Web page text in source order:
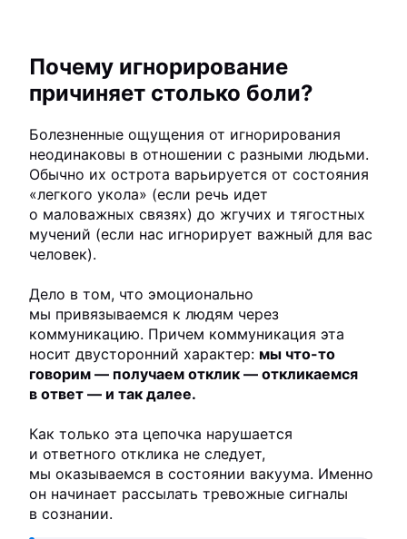
Почему игнорирование
причиняет столько боли?
Болезненные ощущения от игнорирования
неодинаковы в отношении с разными людьми.
Обычно их острота варьируется от состояния
«легкого укола» (если речь идет
о маловажных связях) до жгучих и тягостных
мучений (если нас игнорирует важный для вас
человек).
Дело в том, что эмоционально
мы привязываемся к людям через
коммуникацию. Причем коммуникация эта
носит двусторонний характер: мы что-то
говорим — получаем отклик — откликаемся
в ответ — и так далее.
Как только эта цепочка нарушается
и ответного отклика не следует,
мы оказываемся в состоянии вакуума. Именно
он начинает рассылать тревожные сигналы
в сознании.